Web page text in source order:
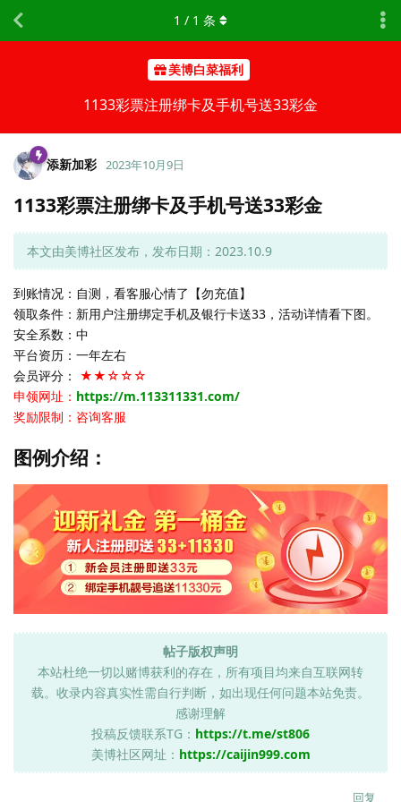
美博白菜福利
1133彩票注册绑卡及手机号送33彩金
1 / 1 条
添新加彩 2023年10月9日
1133彩票注册绑卡及手机号送33彩金
本文由美博社区发布，发布日期：2023.10.9
到账情况：自测，看客服心情了【勿充值】
领取条件：新用户注册绑定手机及银行卡送33，活动详情看下图。
安全系数：中
平台资历：一年左右
会员评分： ★★☆☆☆
申领网址： https://m.113311331.com/
奖励限制：咨询客服
图例介绍：
帖子版权声明
本站杜绝一切以赌博获利的存在，所有项目均来自互联网转
载。收录内容真实性需自行判断，如出现任何问题本站免责。
感谢理解
投稿反馈联系TG： https://t.me/st806
美博社区网址： https://caijin999.com
回复